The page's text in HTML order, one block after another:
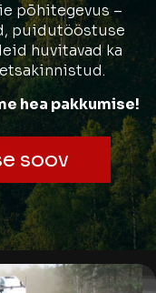
põhitegevus –
puidutööstuse
huvitavad ka
hea pakkumise!
soov